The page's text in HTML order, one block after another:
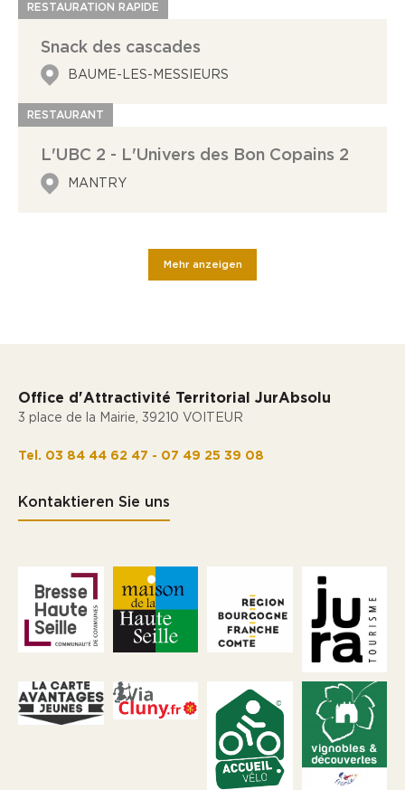
RESTAURATION RAPIDE
Snack des cascades
BAUME-LES-MESSIEURS
RESTAURANT
L'UBC 2 - L'Univers des Bon Copains 2
MANTRY
Mehr anzeigen
Leaflet
Office d'Attractivité Territorial JurAbsolu
3 place de la Mairie, 39210 VOITEUR
Tel. 03 84 44 62 47 - 07 49 25 39 08
Kontaktieren Sie uns